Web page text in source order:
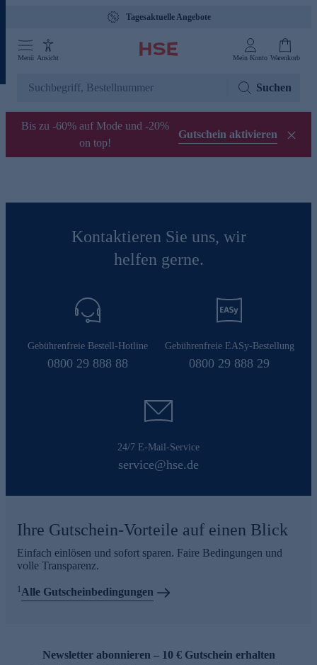
Tagesaktuelle Angebote
Menü Ansicht Mein Konto Warenkorb
Suchen
Bis zu -60% auf Mode und -20%
on top!
Gutschein aktivieren
Kontaktieren Sie uns, wir
helfen gerne.
Gebührenfreie Bestell-Hotline
0800 29 888 88
Gebührenfreie EASy-Bestellung
0800 29 888 29
24/7 E-Mail-Service
service@hse.de
Ihre Gutschein-Vorteile auf einen Blick
Einfach einlösen und sofort sparen. Faire Bedingungen und
volle Transparenz.
1Alle Gutscheinbedingungen
Newsletter abonnieren – 10 € Gutschein erhalten